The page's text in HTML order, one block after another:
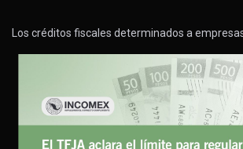
Los créditos fiscales determinados a